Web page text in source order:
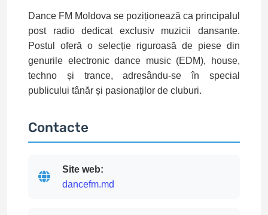
Dance FM Moldova se poziționează ca principalul
post radio dedicat exclusiv muzicii dansante.
Postul oferă o selecție riguroasă de piese din
genurile electronic dance music (EDM), house,
techno și trance, adresându-se în special
publicului tânăr și pasionaților de cluburi.
Contacte
Site web:
dancefm.md